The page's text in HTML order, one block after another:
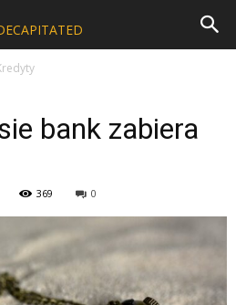
bank zabiera
369 0